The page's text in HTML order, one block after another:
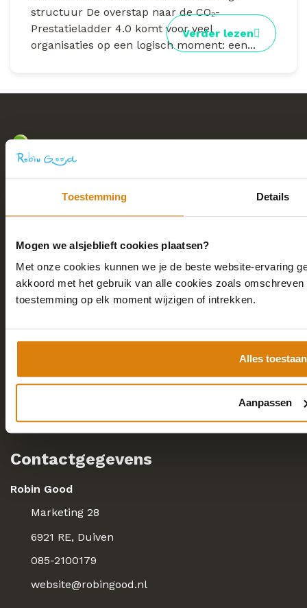
Toestemming Details
Mogen we alsjeblieft cookies plaatsen?
Met onze cookies kunnen we je de beste website-ervaring
akkoord met het gebruik van alle cookies zoals
toestemming op elk moment wijzigen of intrekken.
Alles toestaan
Aanpassen
structuur De overstap naar de CO₂-
Prestatieladder 4.0 komt voor veel
organisaties op een logisch moment: een...
Verder lezen
Snel naar
Home
Consulting
Kennis
Contactgegevens
Robin Good
Marketing 28
6921 RE, Duiven
085-2100179
website@robingood.nl